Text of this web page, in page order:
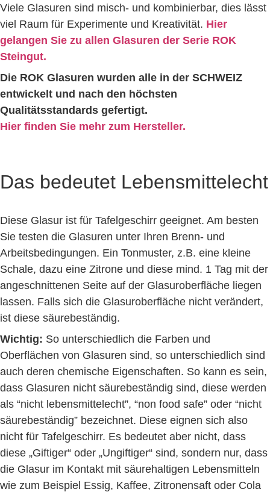
Viele Glasuren sind misch- und kombinierbar, dies lässt
viel Raum für Experimente und Kreativität. Hier
gelangen Sie zu allen Glasuren der Serie ROK
Steingut.
Die ROK Glasuren wurden alle in der SCHWEIZ
entwickelt und nach den höchsten
Qualitätsstandards gefertigt.
Hier finden Sie mehr zum Hersteller.
Das bedeutet Lebensmittelecht
Diese Glasur ist für Tafelgeschirr geeignet. Am besten
Sie testen die Glasuren unter Ihren Brenn- und
Arbeitsbedingungen. Ein Tonmuster, z.B. eine kleine
Schale, dazu eine Zitrone und diese mind. 1 Tag mit der
angeschnittenen Seite auf der Glasuroberfläche liegen
lassen. Falls sich die Glasuroberfläche nicht verändert,
ist diese säurebeständig.
Wichtig: So unterschiedlich die Farben und
Oberflächen von Glasuren sind, so unterschiedlich sind
auch deren chemische Eigenschaften. So kann es sein,
dass Glasuren nicht säurebeständig sind, diese werden
als “nicht lebensmittelecht”, “non food safe” oder “nicht
säurebeständig” bezeichnet. Diese eignen sich also
nicht für Tafelgeschirr. Es bedeutet aber nicht, dass
diese „Giftiger“ oder „Ungiftiger“ sind, sondern nur, dass
die Glasur im Kontakt mit säurehaltigen Lebensmitteln
wie zum Beispiel Essig, Kaffee, Zitronensaft oder Cola